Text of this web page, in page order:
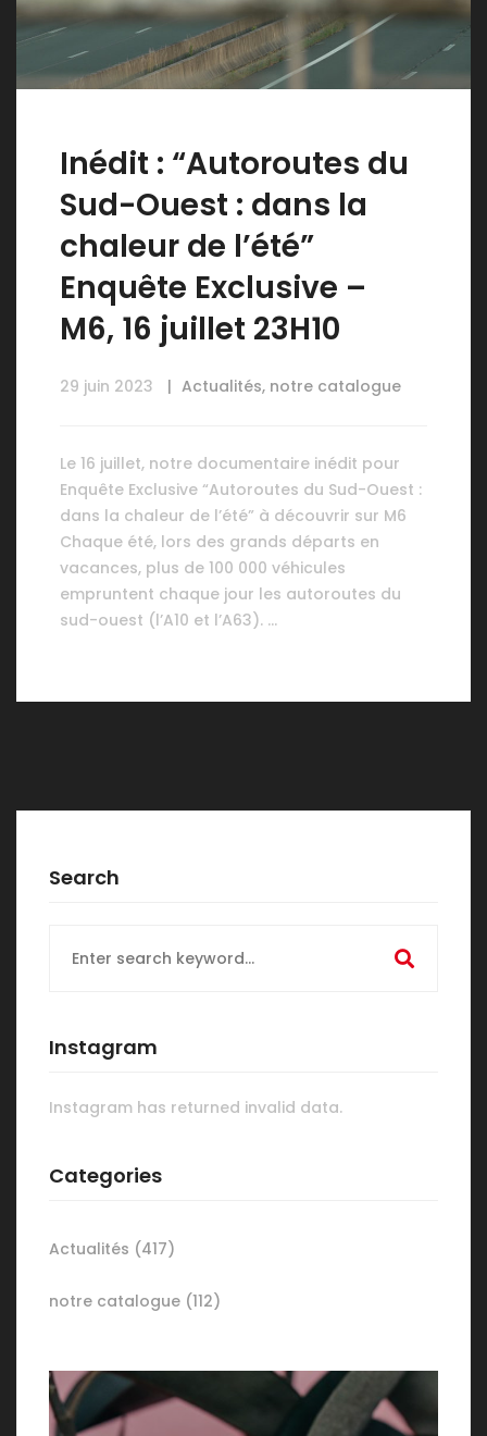
Inédit : “Autoroutes du
Sud-Ouest : dans la
chaleur de l’été”
Enquête Exclusive –
M6, 16 juillet 23H10
29 juin 2023 Actualités, notre catalogue
Le 16 juillet, notre documentaire inédit pour
Enquête Exclusive “Autoroutes du Sud-Ouest :
dans la chaleur de l’été” à découvrir sur M6
Chaque été, lors des grands départs en
vacances, plus de 100 000 véhicules
empruntent chaque jour les autoroutes du
sud-ouest (l’A10 et l’A63). …
Search
for:
Instagram
Instagram has returned invalid data.
Categories
Actualités (417)
notre catalogue (112)